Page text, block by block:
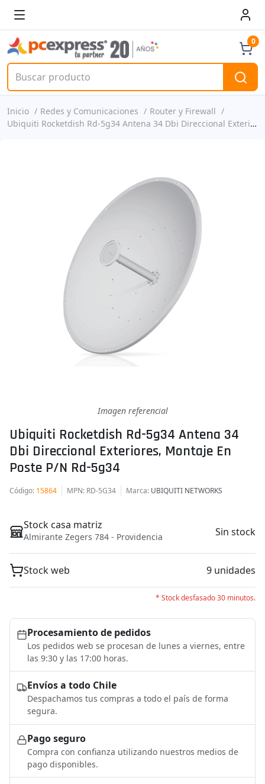
0
Inicio Redes y Comunicaciones
Router y Firewall
Ubiquiti Rocketdish Rd-5g34 Antena 34 Dbi Direccional Exteriores, Montaje En Poste P/n Rd-5g34
Imagen referencial
Ubiquiti Rocketdish Rd-5g34 Antena 34
Dbi Direccional Exteriores, Montaje En
Poste P/n Rd-5g34
Código: 15864 MPN: RD-5G34 Marca: UBIQUITI NETWORKS
Stock casa matriz
Almirante Zegers 784 - Providencia Sin stock
Stock web 9 unidades
* Stock desfasado 30 minutos.
Procesamiento de pedidos
Los pedidos web se procesan de lunes a viernes, entre
las 9:30 y las 17:00 horas.
Envíos a todo Chile
Despachamos tus compras a todo el país de forma
segura.
Pago seguro
Compra con confianza utilizando nuestros medios de
pago disponibles.